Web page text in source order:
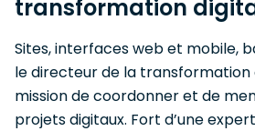
transformation
Sites, interfaces web et mobile,
le directeur de la transformation
mission de coordonner et de
projets digitaux. Fort d’une